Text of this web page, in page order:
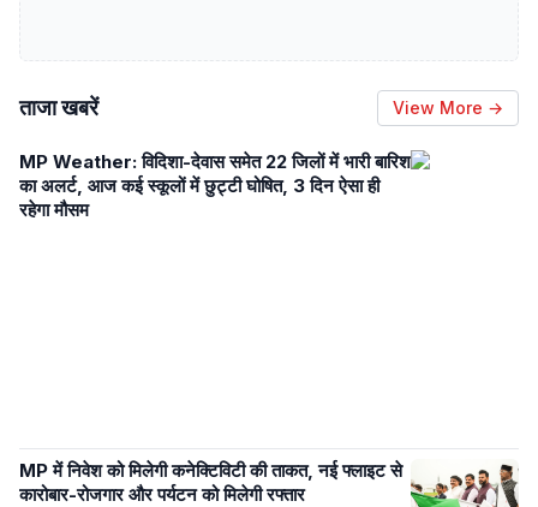
ताजा खबरें View More →
MP Weather: विदिशा-देवास समेत 22 जिलों में भारी बारिश
का अलर्ट, आज कई स्कूलों में छुट्टी घोषित, 3 दिन ऐसा ही
रहेगा मौसम
MP में निवेश को मिलेगी कनेक्टिविटी की ताकत, नई फ्लाइट से
कारोबार-रोजगार और पर्यटन को मिलेगी रफ्तार